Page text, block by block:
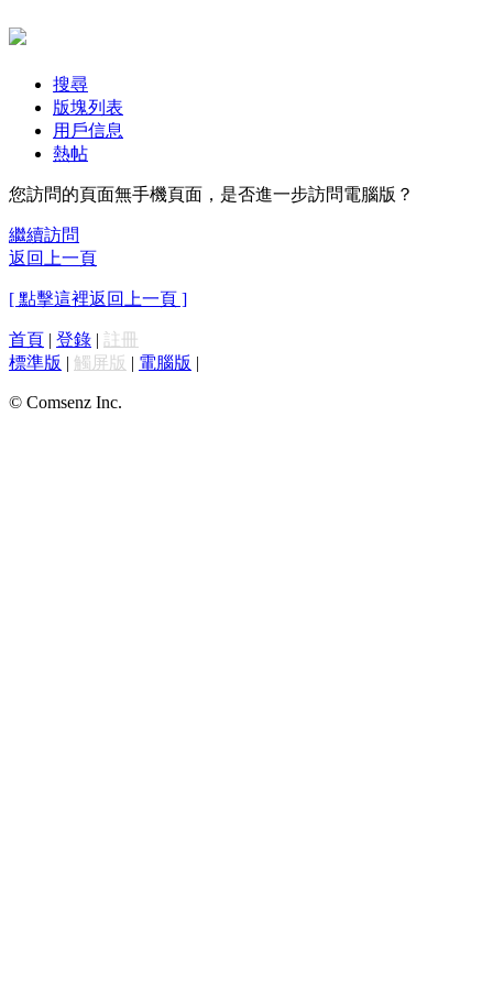
搜尋
版塊列表
用戶信息
熱帖
您訪問的頁面無手機頁面，是否進一步訪問電腦版？
繼續訪問
返回上一頁
[ 點擊這裡返回上一頁 ]
首頁 | 登錄 | 註冊
標準版 | 觸屏版 | 電腦版 |
© Comsenz Inc.